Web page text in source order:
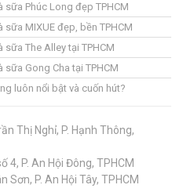
Phúc Long đẹp TPHCM
MIXUE đẹp, bền TPHCM
The Alley tại TPHCM
Gong Cha tại TPHCM
luôn nổi bật và cuốn hút?
Thị Nghỉ, P. Hạnh Thông,
4, P. An Hội Đông, TPHCM
Sơn, P. An Hội Tây, TPHCM